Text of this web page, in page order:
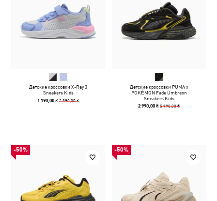
Детские кроссовки X-Ray 3
Sneakers Kids
1 190,00 ₴2 390,00 ₴
Детские кроссовки PUMA x
POKÉMON Fade Umbreon
Sneakers Kids
2 990,00 ₴5 990,00 ₴
-50% -50%